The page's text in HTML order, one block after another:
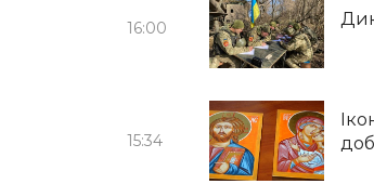
16:00
15:34